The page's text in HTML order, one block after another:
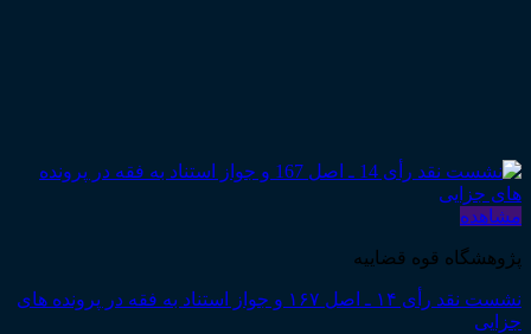
مشاهده
پژوهشگاه قوه قضاییه
نشست نقد رأی ۱۴ ـ اصل ۱۶۷ و جواز استناد به فقه در پرونده های
جزایی